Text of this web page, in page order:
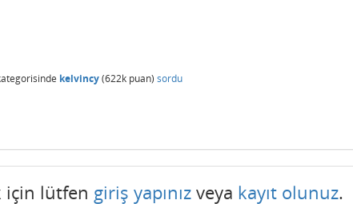
kelvincy(622k puan) sordu
için lütfen giriş yapınız veya kayıt olunuz.